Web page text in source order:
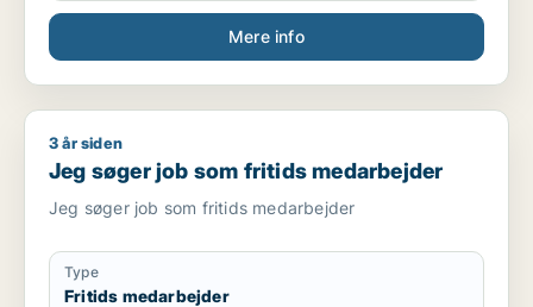
Mere info
Jeg søger job som fritids medarbejder
3 år siden
Jeg søger job som fritids medarbejder
Jeg søger job som fritids medarbejder
Type
Fritids medarbejder